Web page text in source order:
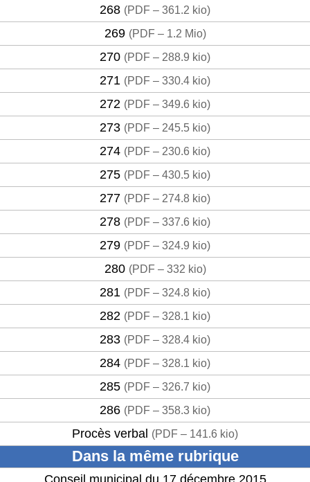
268 (PDF – 361.2 kio)
269 (PDF – 1.2 Mio)
270 (PDF – 288.9 kio)
271 (PDF – 330.4 kio)
272 (PDF – 349.6 kio)
273 (PDF – 245.5 kio)
274 (PDF – 230.6 kio)
275 (PDF – 430.5 kio)
277 (PDF – 274.8 kio)
278 (PDF – 337.6 kio)
279 (PDF – 324.9 kio)
280 (PDF – 332 kio)
281 (PDF – 324.8 kio)
282 (PDF – 328.1 kio)
283 (PDF – 328.4 kio)
284 (PDF – 328.1 kio)
285 (PDF – 326.7 kio)
286 (PDF – 358.3 kio)
Procès verbal (PDF – 141.6 kio)
Dans la même rubrique
Conseil municipal du 17 décembre 2015